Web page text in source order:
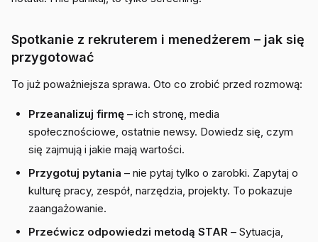
Spotkanie z rekruterem i menedżerem – jak się
przygotować
To już poważniejsza sprawa. Oto co zrobić przed rozmową:
Przeanalizuj firmę – ich stronę, media
społecznościowe, ostatnie newsy. Dowiedz się, czym
się zajmują i jakie mają wartości.
Przygotuj pytania – nie pytaj tylko o zarobki. Zapytaj o
kulturę pracy, zespół, narzędzia, projekty. To pokazuje
zaangażowanie.
Przećwicz odpowiedzi metodą STAR – Sytuacja,